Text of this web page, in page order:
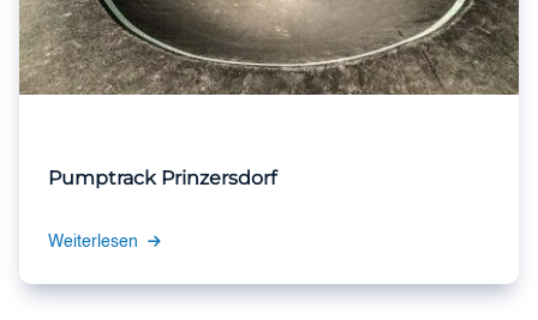
Pumptrack Prinzersdorf
Weiterlesen